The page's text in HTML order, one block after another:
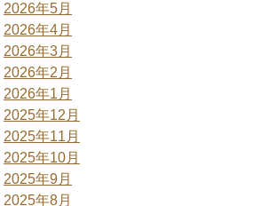
2026年5月
2026年4月
2026年3月
2026年2月
2026年1月
2025年12月
2025年11月
2025年10月
2025年9月
2025年8月